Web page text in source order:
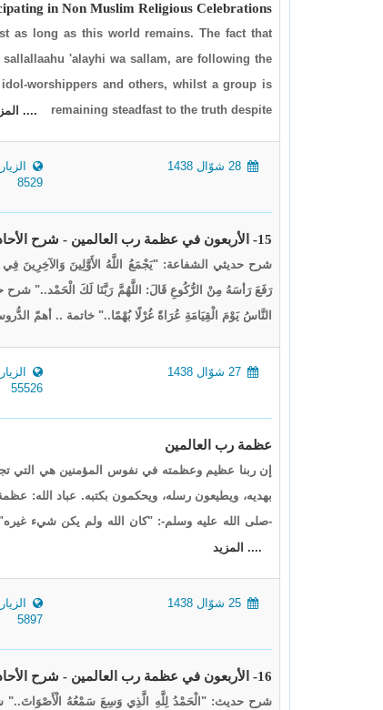
in Non Muslim Religious Celebrations
as long as this world remains. The fact that
'alayhi wa sallam, are following the
worshippers and others, whilst a group is
remaining steadfast to the truth despite
....
8529
15- الأربعون في عظمة رب العالمين - شرح الأحاديث 34،33،32،31
شرح حديثي الشفاعة: "يَجْمَعُ اللَّهُ الأَوَّلِينَ
رَفَعَ رَأسَهُ مِنْ الرُّكُوعِ قَالَ: اللَّهُمَّ رَبَّنَا لَكَ الْحَمْد.."
النَّاسُ يَوْمَ الْقِيَامَةِ عُرَاةً غُرْلًا بُهْمًا.." خاتمة .. أهمّ
55526
عظمة رب العالمين
إن ربنا عظيم وعظمته في نفوس المؤمنين هي التي
بهديه، ويطيعون رسله، ويحكمون بكتبه. عباد الله:
-صلى الله عليه وسلم-: "كان الله ولم يكن شيء غيره"
.... المزيد
5897
16- الأربعون في عظمة رب العالمين - شرح الأحاديث 40،39،38،37،36،35
شرح حديث: "الْحَمْدُ لِلَّهِ الَّذِي وَسِعَ سَمْعُهُ الْأَصْوَاتَ.."